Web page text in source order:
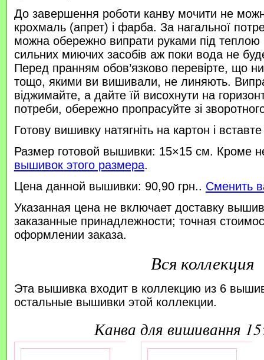
До завершення роботи канву мочити не
крохмаль (апрет) і фарба. За нагальної
можна обережно випрати руками під
сильних миючих засобів аж поки вода не
Перед пранням обов’язково перевірте, що
тощо, якими ви вишивали, не линяють.
віджимайте, а дайте їй висохнути на
потреби, обережно пропрасуйте зі
Готову вишивку натягніть на картон і
Размер готовой вышивки: 15×15 см. Кроме
вышивок этого размера.
Цена данной вышивки: 90,90 грн.. Сменить
Указанная цена не включает доставку
заказанные принадлежности; точная
оформлении заказа.
Вся коллекция
Эта вышивка входит в коллекцию из 6
остальные вышивки этой коллекции.
канва для вишивання